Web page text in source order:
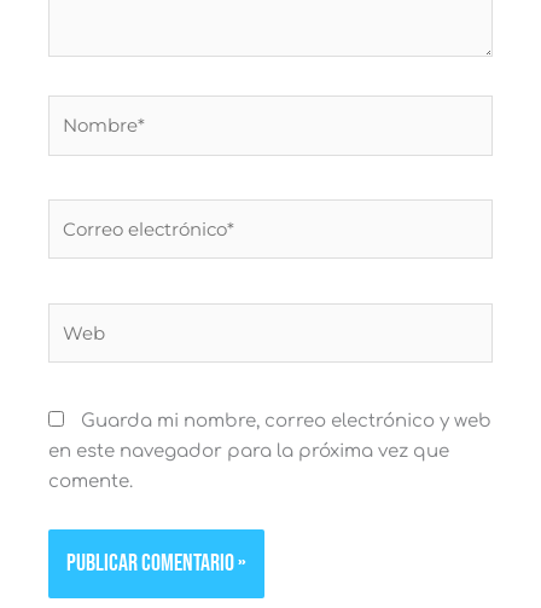
Guarda mi nombre, correo electrónico y web
en este navegador para la próxima vez que
comente.